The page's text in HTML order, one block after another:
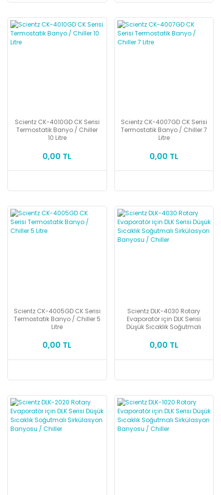
Scientz CK-4010GD CK Serisi
Termostatik Banyo / Chiller
10 Litre
0,00 TL
Scientz CK-4007GD CK Serisi
Termostatik Banyo / Chiller 7
Litre
0,00 TL
Scientz CK-4005GD CK Serisi
Termostatik Banyo / Chiller 5
Litre
0,00 TL
Scientz DLK-4030 Rotary
Evaporatör için DLK Serisi
Düşük Sıcaklık Soğutmalı
0,00 TL